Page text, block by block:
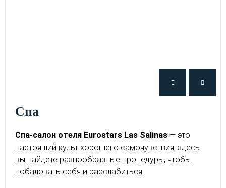
Спа
Спа-салон отеля Eurostars Las Salinas — это
настоящий культ хорошего самочувствия, здесь
вы найдете разнообразные процедуры, чтобы
побаловать себя и расслабиться.